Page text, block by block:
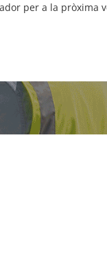
per a la pròxima